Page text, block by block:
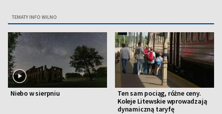
TEMATY INFO WILNO
Niebo w sierpniu
Ten sam pociąg, różne ceny.
Koleje Litewskie wprowadzają
dynamiczną taryfę